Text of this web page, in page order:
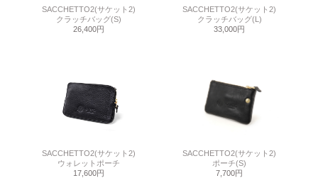
SACCHETTO2(サケット2)
クラッチバッグ(S)
26,400円
SACCHETTO2(サケット2)
クラッチバッグ(L)
33,000円
SACCHETTO2(サケット2)
ウォレットポーチ
17,600円
SACCHETTO2(サケット2)
ポーチ(S)
7,700円